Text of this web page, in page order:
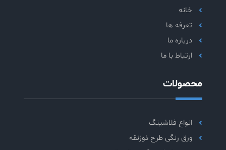
خانه
تعرفه ها
درباره ما
ارتباط با ما
محصولات
انواع فلاشینگ
ورق رنگی طرح ذوزنقه